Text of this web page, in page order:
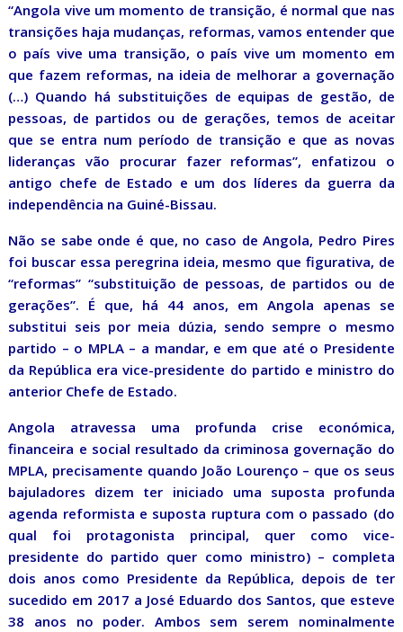
“Angola vive um momento de transição, é normal que nas
transições haja mudanças, reformas, vamos entender que
o país vive uma transição, o país vive um momento em
que fazem reformas, na ideia de melhorar a governação
(…) Quando há substituições de equipas de gestão, de
pessoas, de partidos ou de gerações, temos de aceitar
que se entra num período de transição e que as novas
lideranças vão procurar fazer reformas”, enfatizou o
antigo chefe de Estado e um dos líderes da guerra da
independência na Guiné-Bissau.
Não se sabe onde é que, no caso de Angola, Pedro Pires
foi buscar essa peregrina ideia, mesmo que figurativa, de
“reformas” “substituição de pessoas, de partidos ou de
gerações”. É que, há 44 anos, em Angola apenas se
substitui seis por meia dúzia, sendo sempre o mesmo
partido – o MPLA – a mandar, e em que até o Presidente
da República era vice-presidente do partido e ministro do
anterior Chefe de Estado.
Angola atravessa uma profunda crise económica,
financeira e social resultado da criminosa governação do
MPLA, precisamente quando João Lourenço – que os seus
bajuladores dizem ter iniciado uma suposta profunda
agenda reformista e suposta ruptura com o passado (do
qual foi protagonista principal, quer como vice-
presidente do partido quer como ministro) – completa
dois anos como Presidente da República, depois de ter
sucedido em 2017 a José Eduardo dos Santos, que esteve
38 anos no poder. Ambos sem serem nominalmente